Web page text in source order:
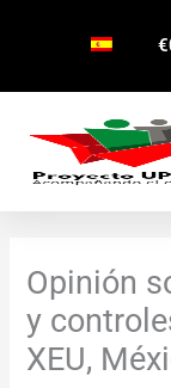
€
Opinión
y
XEU,